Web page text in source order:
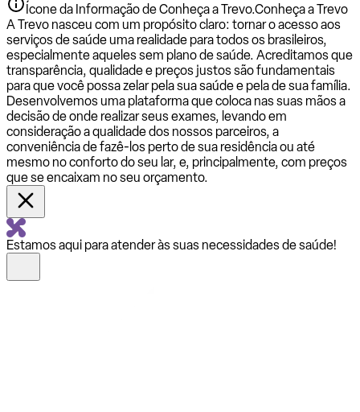
Ícone da Informação de Conheça a Trevo.Conheça a Trevo
A Trevo nasceu com um propósito claro: tornar o acesso aos
serviços de saúde uma realidade para todos os brasileiros,
especialmente aqueles sem plano de saúde. Acreditamos que
transparência, qualidade e preços justos são fundamentais
para que você possa zelar pela sua saúde e pela de sua família.
Desenvolvemos uma plataforma que coloca nas suas mãos a
decisão de onde realizar seus exames, levando em
consideração a qualidade dos nossos parceiros, a
conveniência de fazê-los perto de sua residência ou até
mesmo no conforto do seu lar, e, principalmente, com preços
que se encaixam no seu orçamento.
Estamos aqui para atender às suas necessidades de saúde!